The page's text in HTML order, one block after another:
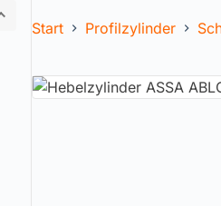
Start Profilzylinder